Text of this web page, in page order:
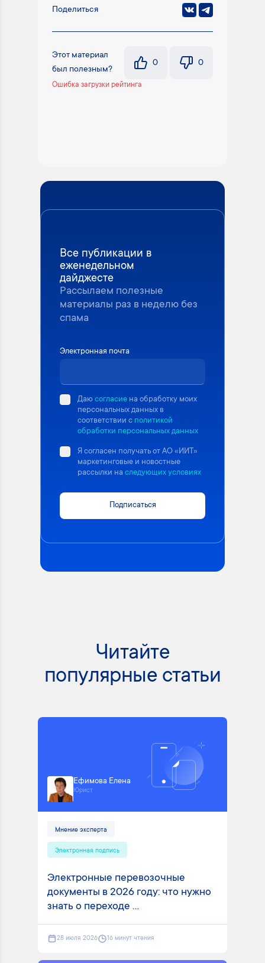
Поделиться
Этот материал
был полезным?
0 0
Ошибка загрузки рейтинга
Все публикации в
еженедельном
дайджесте
Рассылаем полезные
материалы раз в неделю без
спама
Электронная почта
Даюсогласие на обработку моих
персональных данных в
соответствии с политикой
обработки персональных данных
Я согласен получать от АО «ИИТ»
маркетинговые и новостные
рассылки на следующих условиях
Подписаться
Читайте
популярные статьи
Ефимова Елена
Юрист
Мнение эксперта
Электронная подпись
Электронные перевозочные
документы в 2026 году: что нужно
знать о переходе ...
28 июля 2026 16 минут чтения